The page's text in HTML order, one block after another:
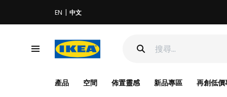
EN 中文
產品 空間 佈置靈感 新品專區 再創低價